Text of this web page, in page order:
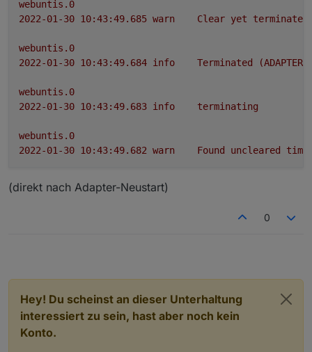
webuntis.0
warn Clear yet terminated
webuntis.0
info Terminated
webuntis.0
info terminating
webuntis.0
warn Found uncleared
(direkt nach Adapter-Neustart)
0
Hey! Du scheinst an dieser Unterhaltung
interessiert zu sein, hast aber noch kein
Konto.